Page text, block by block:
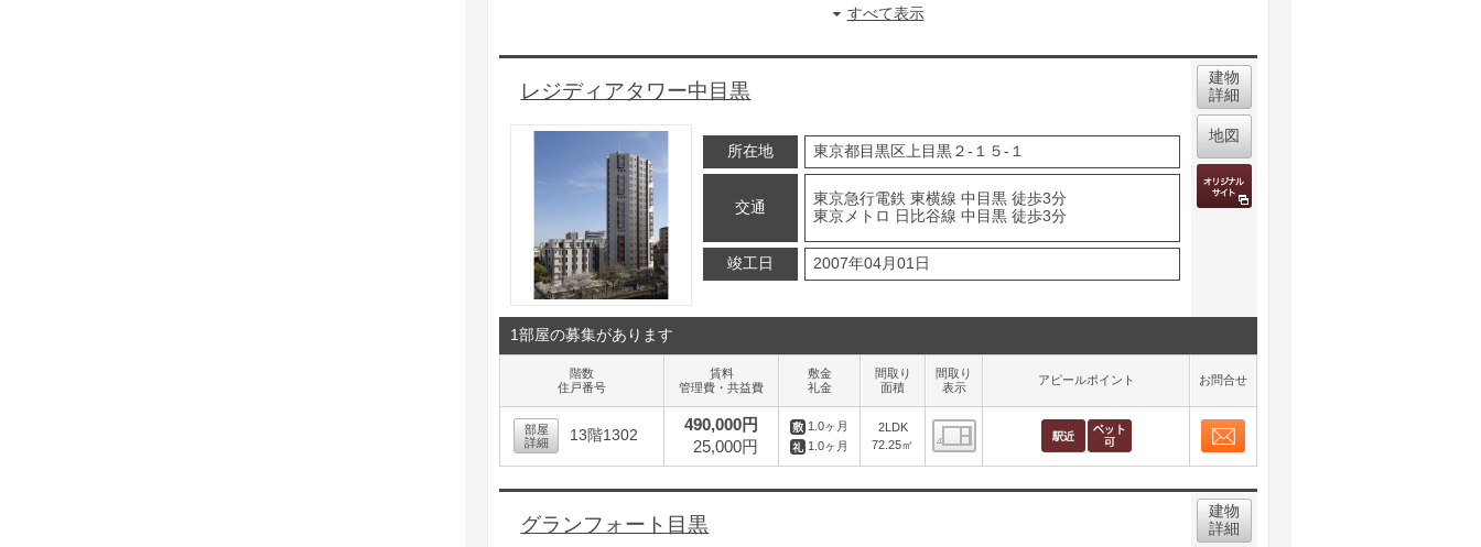
すべて表示
レジディアタワー中目黒
所在地 東京都目黒区上目黒２-１５-１
交通
東京急行電鉄 東横線 中目黒 徒歩3分
東京メトロ 日比谷線 中目黒 徒歩3分
竣工日 2007年04月01日
建物
詳細
地図
1部屋の募集があります
階数
住戸番号
賃料
管理費・共益費
敷金
礼金
間取り
面積
間取り
表示
アピールポイント お問合せ
部屋
詳細
13階1302
490,000円
25,000円
1.0ヶ月
1.0ヶ月
2LDK
72.25㎡
間取り表示
グランフォート目黒
建物
詳細